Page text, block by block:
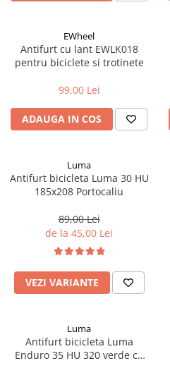
Sei si tija sa bicicleta
Tija sa bicicleta
Sei
Coliere si cleme sa
Huse sa
Angrenaje bicicleta
Angrenaj pedalier
Butuci pedalieri
Schimbator de viteze bicicleta
Schimbatoare fata
Schimbatoare spate
Manete schimbator si frana
Manete mixte frana - schimbator
Rulmenti si coronite
Componente cadru
Aparatori si protectii
Sisteme de pliere
Rulmenti si suruburi
EWheel
Antifurt cu lant EWLK018
pentru biciclete si trotinete
99,00 Lei
ADAUGA IN COS
Luma
Antifurt bicicleta Luma 30 HU
185x208 Portocaliu
89,00 Lei
de la 45,00 Lei
VEZI VARIANTE
Luma
Antifurt bicicleta Luma
Enduro 35 HU 320 verde cu